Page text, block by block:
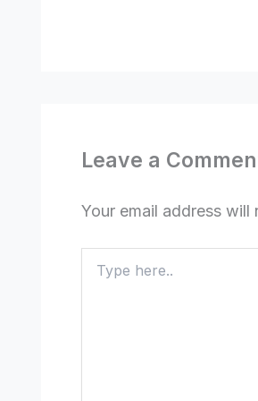
Leave a
Your email address will
here..